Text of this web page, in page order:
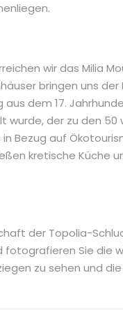
wir das Milia
bringen uns
dem 17.
wurde, der zu den
Bezug auf
kretische Küche
der Topolia-
fotografieren Sie die
zu sehen und